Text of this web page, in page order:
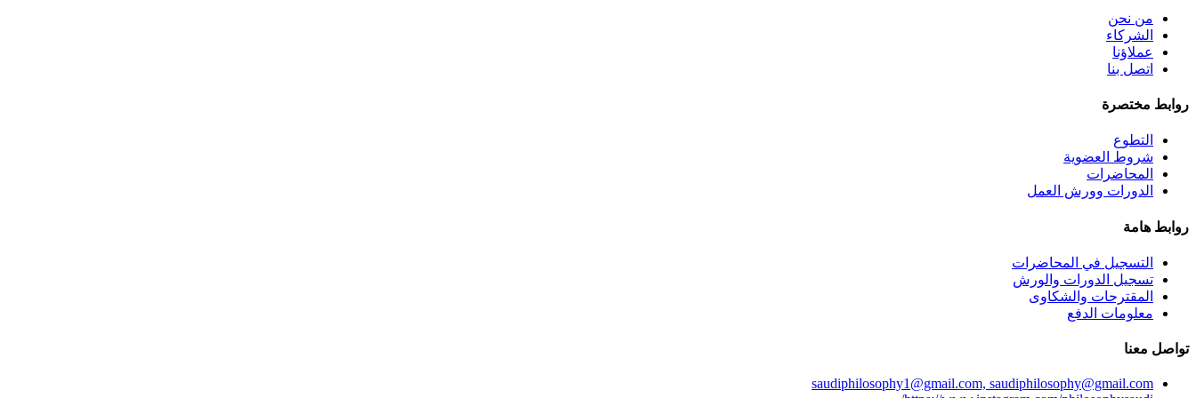
من نحن
الشركاء
عملاؤنا
اتصل بنا
روابط مختصرة
التطوع
شروط العضوية
المحاضرات
الدورات وورش العمل
روابط هامة
التسجيل في المحاضرات
تسجيل الدورات والورش
المقترحات والشكاوى
معلومات الدفع
تواصل معنا
saudiphilosophy1@gmail.com, saudiphilosophy@gmail.com